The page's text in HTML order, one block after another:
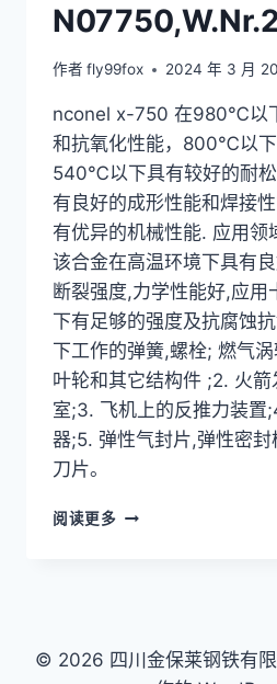
作者 fly99fox 2024 年 3 月
nconel x-750 在980℃以
和抗氧化性能，800℃以下
540℃以下具有较好的耐
有良好的成形性能和焊接
有优异的机械性能. 应用领
该合金在高温环境下具有
断裂强度,力学性能好,应
下有足够的强度及抗腐蚀
下工作的弹簧,螺栓; 燃气
叶轮和其它结构件 ;2. 火
室;3. 飞机上的反推力装置
器;5. 弹性气封片,弹性密
刀片。
阅读更多
X-
750,UNS
© 2026 四川金保莱钢铁有限